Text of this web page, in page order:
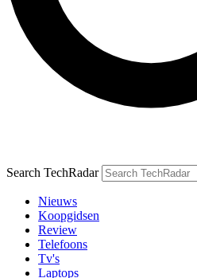
Search TechRadar
Nieuws
Koopgidsen
Review
Telefoons
Tv's
Laptops